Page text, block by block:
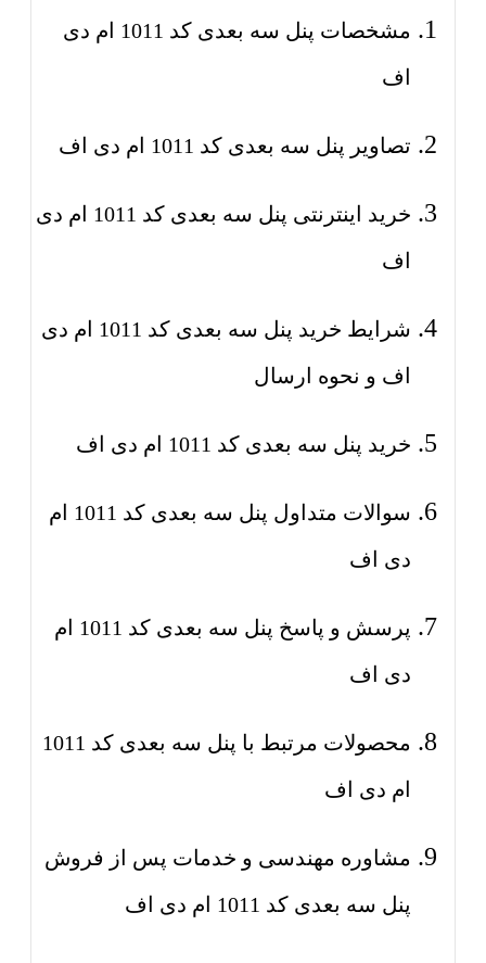
مشخصات پنل سه بعدی کد 1011 ام دی
اف
تصاویر پنل سه بعدی کد 1011 ام دی اف
خرید اینترنتی پنل سه بعدی کد 1011 ام دی
اف
شرایط خرید پنل سه بعدی کد 1011 ام دی
اف و نحوه ارسال
خرید پنل سه بعدی کد 1011 ام دی اف
سوالات متداول پنل سه بعدی کد 1011 ام
دی اف
پرسش و پاسخ پنل سه بعدی کد 1011 ام
دی اف
محصولات مرتبط با پنل سه بعدی کد 1011
ام دی اف
مشاوره مهندسی و خدمات پس از فروش
پنل سه بعدی کد 1011 ام دی اف